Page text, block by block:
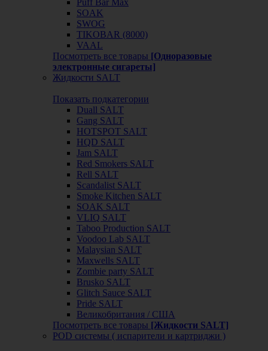
SOAK
SWOG
TIKOBAR (8000)
VAAL
Посмотреть все товары [Одноразовые
электронные сигареты]
Жидкости SALT
Показать подкатегории
Duall SALT
Gang SALT
HOTSPOT SALT
HQD SALT
Jam SALT
Red Smokers SALT
Rell SALT
Scandalist SALT
Smoke Kitchen SALT
SOAK SALT
VLIQ SALT
Taboo Production SALT
Voodoo Lab SALT
Malaysian SALT
Maxwells SALT
Zombie party SALT
Brusko SALT
Glitch Sauce SALT
Pride SALT
Великобритания / США
Посмотреть все товары [Жидкости SALT]
POD системы ( испарители и картриджи )